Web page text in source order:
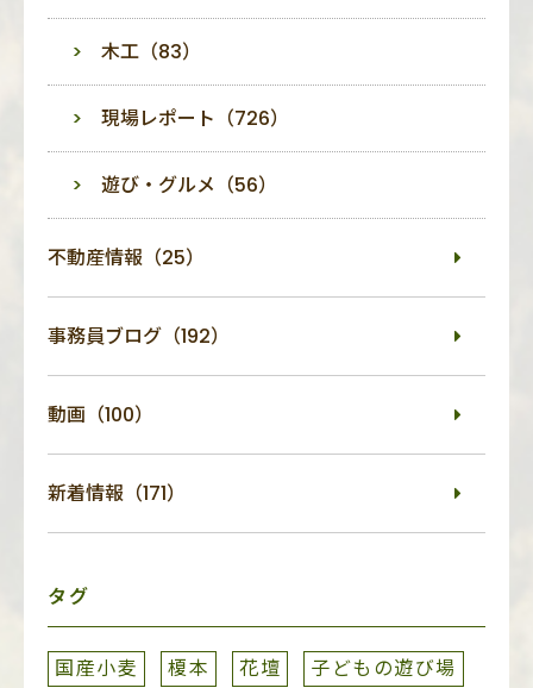
木工（83）
現場レポート（726）
遊び・グルメ（56）
不動産情報（25）
事務員ブログ（192）
動画（100）
新着情報（171）
タグ
国産小麦 榎本 花壇
子どもの遊び場